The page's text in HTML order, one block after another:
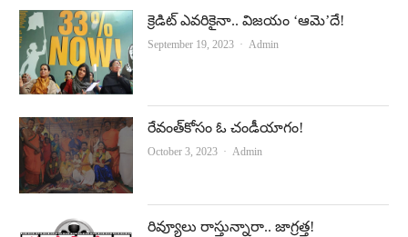
e
b
o
o
k
t
u
b
e
క్రెడిట్‌ ఎవరికైనా.. విజయం ‘ఆమె’దే!
September 19, 2023 Author
Admin
రేవంత్‌కోసం ఓ చండీయాగం!
October 3, 2023 Author
Admin
రివ్యూలు రాస్తున్నారా.. జాగ్రత్త!